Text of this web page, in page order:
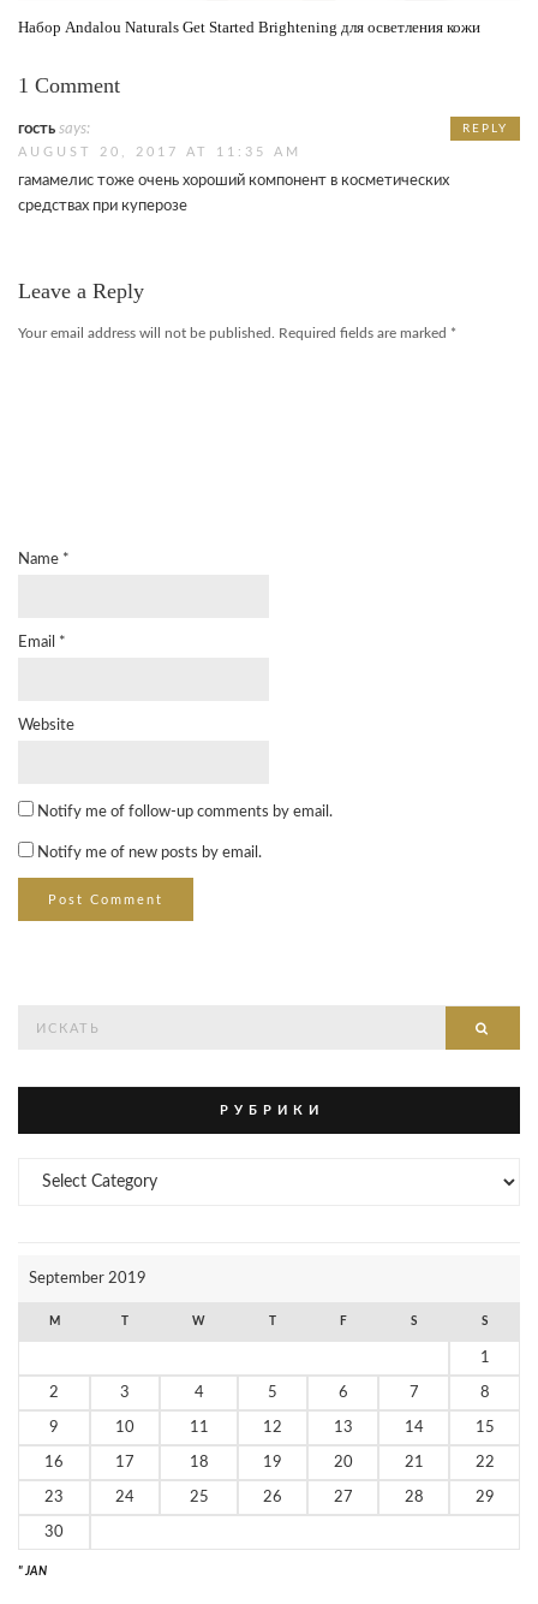
Набор Andalou Naturals Get Started Brightening для осветления кожи
1 Comment
гость says:
AUGUST 20, 2017 AT 11:35 AM
гамамелис тоже очень хороший компонент в косметических
средствах при куперозе
REPLY
Leave a Reply
Your email address will not be published. Required fields are marked *
Name *
Email *
Website
Notify me of follow-up comments by email.
Notify me of new posts by email.
Р У Б Р И К И
September 2019
M W F S S
" JAN
1
2 3 4 5 6 7 8
9 10 11 12 13 14 15
16 17 18 19 20 21 22
23 24 25 26 27 28 29
30